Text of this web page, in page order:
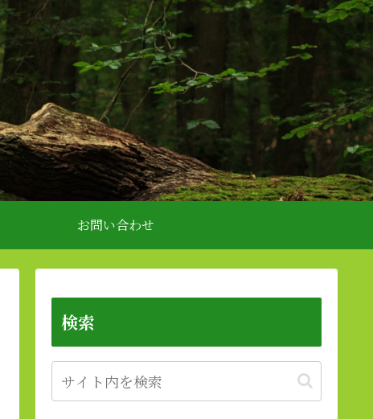
お問い合わせ
検索